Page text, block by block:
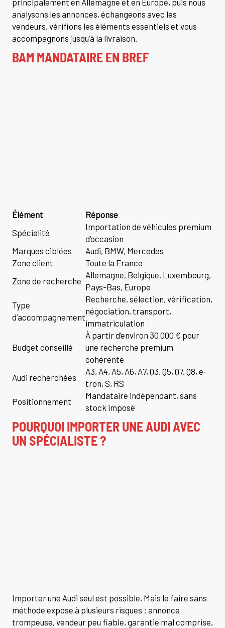
principalement en Allemagne et en Europe, puis nous
analysons les annonces, échangeons avec les
vendeurs, vérifions les éléments essentiels et vous
accompagnons jusqu’à la livraison.
BAM MANDATAIRE EN BREF
Élément
Réponse
Spécialité
Importation de véhicules premium
d’occasion
Marques ciblées
Audi, BMW, Mercedes
Zone client
Toute la France
Zone de recherche
Allemagne, Belgique, Luxembourg,
Pays-Bas, Europe
Type
d’accompagnement
Recherche, sélection, vérification,
négociation, transport,
immatriculation
Budget conseillé
À partir d’environ 30 000 € pour
une recherche premium
cohérente
Audi recherchées
A3, A4, A5, A6, A7, Q3, Q5, Q7, Q8, e-
tron, S, RS
Positionnement
Mandataire indépendant, sans
stock imposé
POURQUOI IMPORTER UNE AUDI AVEC
UN SPÉCIALISTE ?
Importer une Audi seul est possible. Mais le faire sans
méthode expose à plusieurs risques : annonce
trompeuse, vendeur peu fiable, garantie mal comprise,